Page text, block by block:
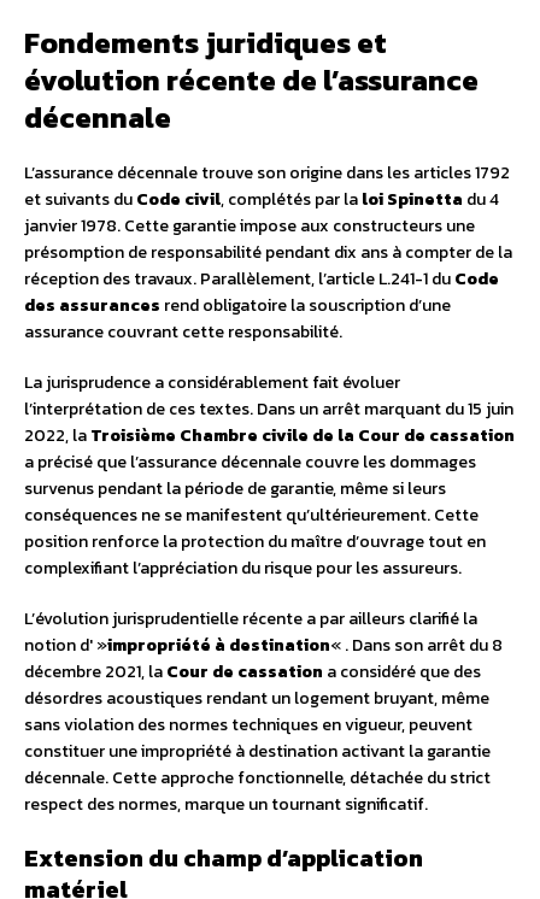
Fondements juridiques et
évolution récente de l’assurance
décennale
L’assurance décennale trouve son origine dans les articles 1792
et suivants duCode civil, complétés par laloi Spinetta du 4
janvier 1978. Cette garantie impose aux constructeurs une
présomption de responsabilité pendant dix ans à compter de la
réception des travaux. Parallèlement, l’article L.241-1 duCode
des assurances rend obligatoire la souscription d’une
assurance couvrant cette responsabilité.
La jurisprudence a considérablement fait évoluer
l’interprétation de ces textes. Dans un arrêt marquant du 15 juin
2022, laTroisième Chambre civile de la Cour de cassation
a précisé que l’assurance décennale couvre les dommages
survenus pendant la période de garantie, même si leurs
conséquences ne se manifestent qu’ultérieurement. Cette
position renforce la protection du maître d’ouvrage tout en
complexifiant l’appréciation du risque pour les assureurs.
L’évolution jurisprudentielle récente a par ailleurs clarifié la
notion d' »impropriété à destination« . Dans son arrêt du 8
décembre 2021, laCour de cassation a considéré que des
désordres acoustiques rendant un logement bruyant, même
sans violation des normes techniques en vigueur, peuvent
constituer une impropriété à destination activant la garantie
décennale. Cette approche fonctionnelle, détachée du strict
respect des normes, marque un tournant significatif.
Extension du champ d’application
matériel